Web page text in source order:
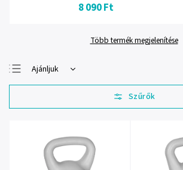
8 090 Ft
Több termék megjelenítése
Ajánljuk
Legolcsóbb elöl
Legdrágább
ABC szerint